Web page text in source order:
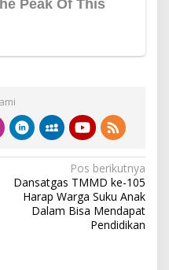
Pos berikutnya
Dansatgas TMMD ke-105
Harap Warga Suku Anak
Dalam Bisa Mendapat
Pendidikan